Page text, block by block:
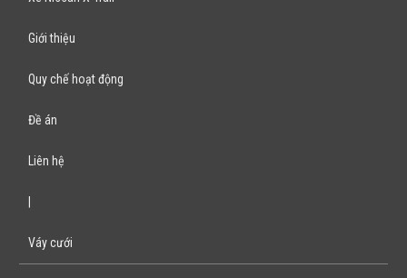
Giới thiệu
Quy chế hoạt động
Đề án
Liên hệ
Váy cưới